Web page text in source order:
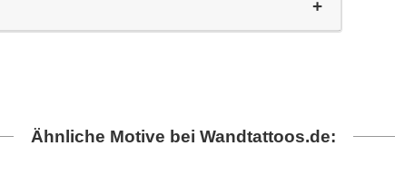
Ähnliche Motive bei Wandtattoos.de: